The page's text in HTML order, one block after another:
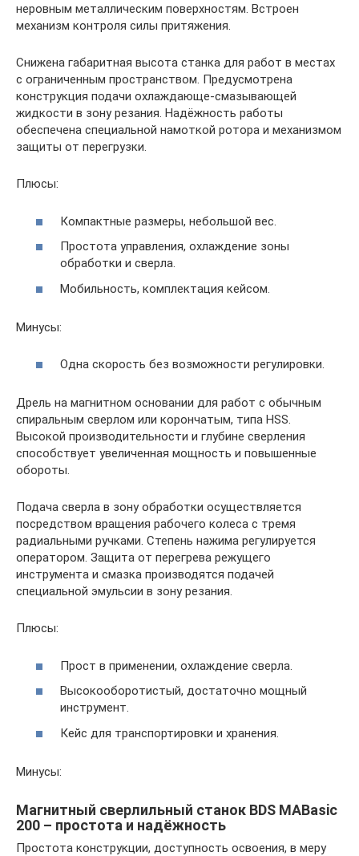
неровным металлическим поверхностям. Встроен
механизм контроля силы притяжения.
Снижена габаритная высота станка для работ в местах
с ограниченным пространством. Предусмотрена
конструкция подачи охлаждающе-смазывающей
жидкости в зону резания. Надёжность работы
обеспечена специальной намоткой ротора и механизмом
защиты от перегрузки.
Плюсы:
Компактные размеры, небольшой вес.
Простота управления, охлаждение зоны
обработки и сверла.
Мобильность, комплектация кейсом.
Минусы:
Одна скорость без возможности регулировки.
Дрель на магнитном основании для работ с обычным
спиральным сверлом или корончатым, типа HSS.
Высокой производительности и глубине сверления
способствует увеличенная мощность и повышенные
обороты.
Подача сверла в зону обработки осуществляется
посредством вращения рабочего колеса с тремя
радиальными ручками. Степень нажима регулируется
оператором. Защита от перегрева режущего
инструмента и смазка производятся подачей
специальной эмульсии в зону резания.
Плюсы:
Прост в применении, охлаждение сверла.
Высокооборотистый, достаточно мощный
инструмент.
Кейс для транспортировки и хранения.
Минусы:
Магнитный сверлильный станок BDS MABasic
200 – простота и надёжность
Простота конструкции, доступность освоения, в меру